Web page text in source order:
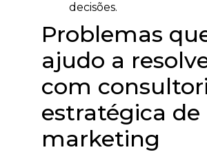
decisões.
Problemas
ajudo a
com
estratégica de
marketing